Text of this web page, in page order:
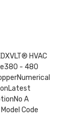
HVAC
- 480
A
Code